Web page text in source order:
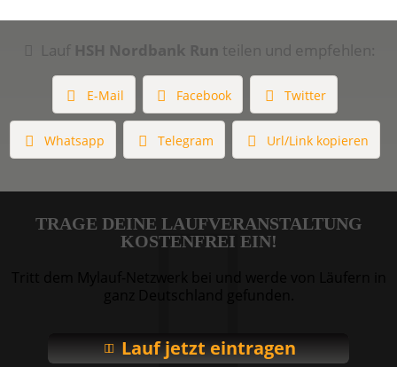
Lauf HSH Nordbank Run teilen und empfehlen:
E-Mail Facebook Twitter
Whatsapp Telegram Url/Link kopieren
TRAGE DEINE LAUFVERANSTALTUNG
KOSTENFREI EIN!
Lauf jetzt eintragen